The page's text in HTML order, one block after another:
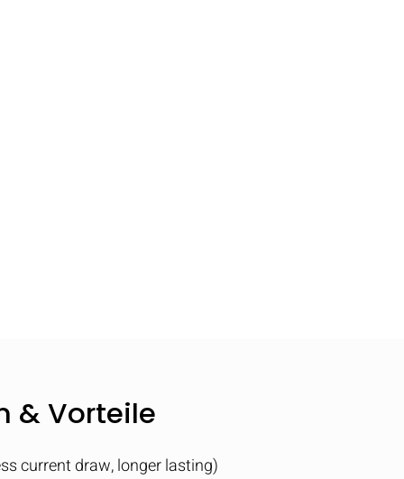
& Vorteile
current draw, longer lasting)